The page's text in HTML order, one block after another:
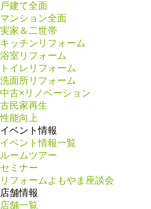
戸建て全面
マンション全面
実家＆二世帯
キッチンリフォーム
浴室リフォーム
トイレリフォーム
洗面所リフォーム
中古×リノベーション
古民家再生
性能向上
イベント情報
イベント情報一覧
ルームツアー
セミナー
リフォームよもやま座談会
店舗情報
店舗一覧